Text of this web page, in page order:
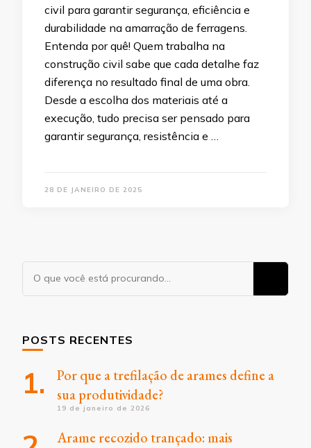
civil para garantir segurança, eficiência e
durabilidade na amarração de ferragens.
Entenda por quê! Quem trabalha na
construção civil sabe que cada detalhe faz
diferença no resultado final de uma obra.
Desde a escolha dos materiais até a
execução, tudo precisa ser pensado para
garantir segurança, resistência e …
28 DE JANEIRO DE 2025
Procurando
algo?
POSTS RECENTES
Por que a trefilação de arames define a
sua produtividade?
19 de janeiro de 2026
Arame recozido trançado: mais